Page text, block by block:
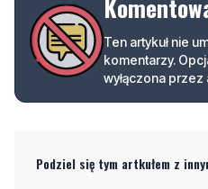
wyłączona
Podziel się tym artkułem z